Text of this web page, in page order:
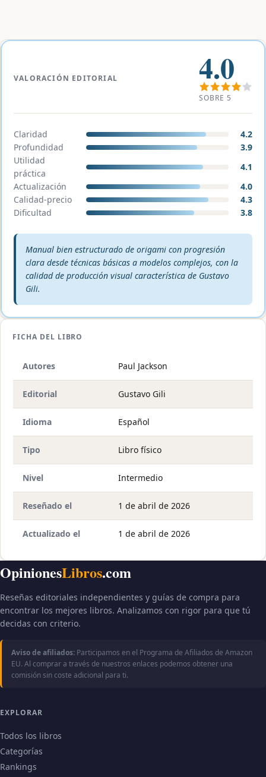
VALORACIÓN EDITORIAL 4.0
SOBRE 5
Claridad
4.2
Profundidad
3.9
Utilidad
práctica
4.1
Actualización
4.0
Calidad-precio
4.3
Dificultad
3.8
Veredicto editorial:
Manual bien estructurado de origami con progresión
clara desde técnicas básicas a modelos complejos, con la
calidad de producción visual característica de Gustavo
Gili.
FICHA DEL LIBRO
Autores Paul Jackson
Editorial Gustavo Gili
Idioma Español
Tipo Libro físico
Nivel Intermedio
Reseñado el 1 de abril de 2026
Actualizado el 1 de abril de 2026
OpinionesLibros.com
Reseñas editoriales independientes y guías de compra para
encontrar los mejores libros. Analizamos con rigor para que tú
decidas con criterio.
Aviso de afiliados: Participamos en el Programa de Afiliados de Amazon
EU. Al comprar a través de nuestros enlaces podemos obtener una
comisión sin coste adicional para ti.
EXPLORAR
Todos los libros
Categorías
Rankings